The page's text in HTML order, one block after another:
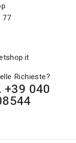
77
Richieste?
+39 040